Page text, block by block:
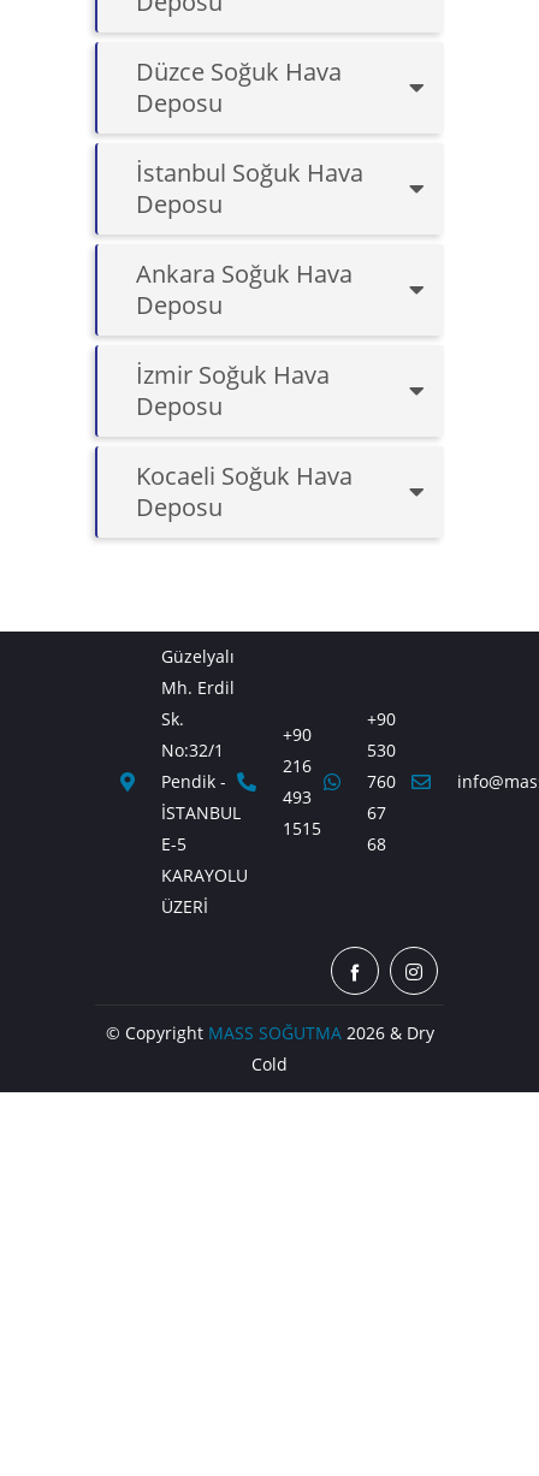
Düzce Soğuk Hava
Deposu
İstanbul Soğuk Hava
Deposu
Ankara Soğuk Hava
Deposu
İzmir Soğuk Hava
Deposu
Kocaeli Soğuk Hava
Deposu
Güzelyalı
Mh. Erdil
Sk.
No:32/1
Pendik -
İSTANBUL
E-5
KARAYOLU
ÜZERİ
+90
216
493
1515
+90
530
760
67
68
© CopyrightMASS SOĞUTMA2026 & Dry
Cold